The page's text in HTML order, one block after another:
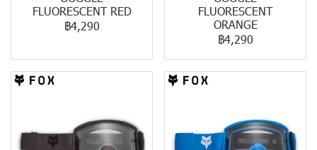
FLUORESCENT RED
฿4,290
FLUORESCENT
ORANGE
฿4,290